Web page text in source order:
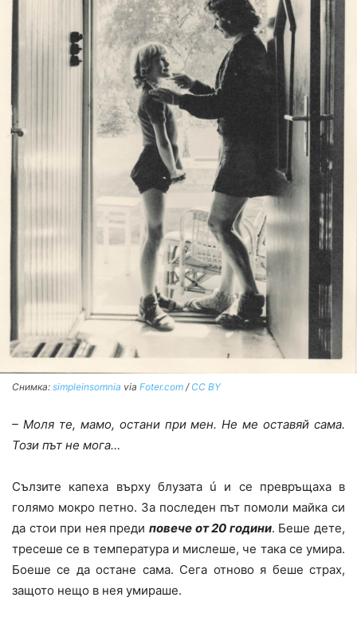
Снимка: simpleinsomnia via Foter.com / CC BY
– Моля те, мамо, остани при мен. Не ме оставяй сама.
Този път не мога…
Сълзите капеха върху блузата ú и се превръщаха в
голямо мокро петно. За последен път помоли майка си
да стои при нея преди повече от 20 години. Беше дете,
тресеше се в температура и мислеше, че така се умира.
Боеше се да остане сама. Сега отново я беше страх,
защото нещо в нея умираше.